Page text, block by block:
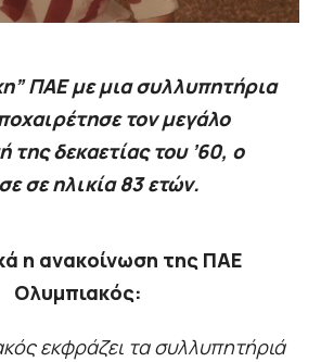
ΠΑΕ με μια συλλυπητήρια
τον μεγάλο
δεκαετίας του ’60, ο
σε ηλικία 83 ετών.
η ανακοίνωση της ΠΑΕ
Ολυμπιακός:
εκφράζει τα συλλυπητήριά